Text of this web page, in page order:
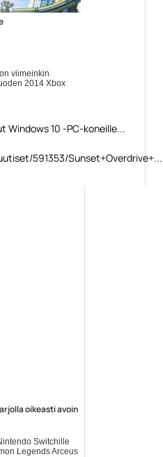
viimeinkin
2014 Xbox
Windows 10 -PC-koneille...
591353/Sunset+Overdrive+...
oikeasti avoin
Switchille
Legends Arceus